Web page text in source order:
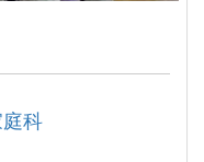
科